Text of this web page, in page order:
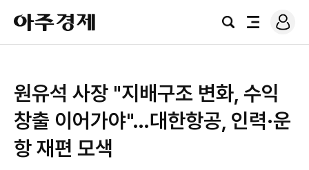
아
주
경
검
전
로
그
원유석 사장 "지배구조 변화, 수익
창출 이어가야"…대한항공, 인력·운
항 재편 모색